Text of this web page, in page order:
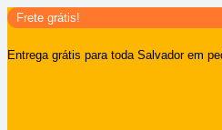
Ir
o
Frete grátis!
Entrega grátis para toda Salvador em